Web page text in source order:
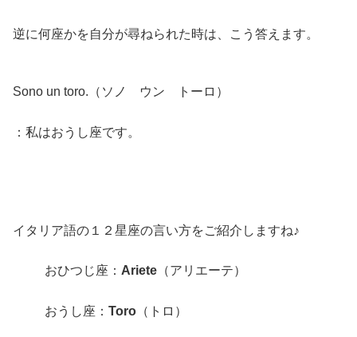
逆に何座かを自分が尋ねられた時は、こう答えます。
Sono un toro.（ソノ ウン トーロ）
：私はおうし座です。
イタリア語の１２星座の言い方をご紹介しますね♪
おひつじ座： Ariete （アリエーテ）
おうし座： Toro （トロ）